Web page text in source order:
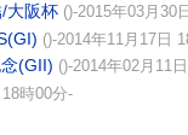
大阪杯 ()-2015年03月30
()-2014年11月17日
(GII) ()-2014年02月11
時00分-